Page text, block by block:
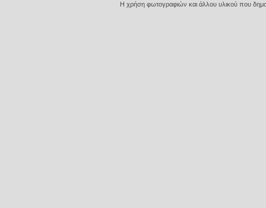
Η χρήση φωτογραφιών και άλλου υλικού που